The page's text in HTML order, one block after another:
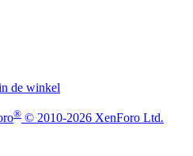
® © 2010-2026 XenForo Ltd.